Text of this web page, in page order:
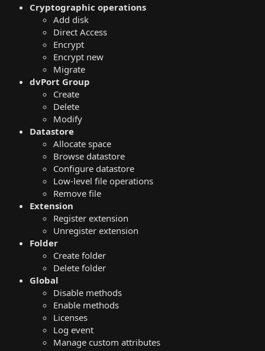
Cryptographic operations
Add disk
Direct Access
Encrypt
Encrypt new
Migrate
dvPort Group
Create
Delete
Modify
Datastore
Allocate space
Browse datastore
Configure datastore
Low-level file operations
Remove file
Extension
Register extension
Unregister extension
Folder
Create folder
Delete folder
Global
Disable methods
Enable methods
Licenses
Log event
Manage custom attributes